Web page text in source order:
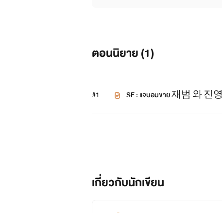
ตอนนิยาย (1)
#1 SF : แจบอมขาย 재범 와 진영
เกี่ยวกับนักเขียน